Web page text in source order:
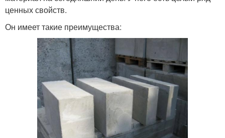
ценных свойств.
Он имеет такие преимущества: